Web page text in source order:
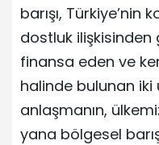
barışı, Türkiye’nin
dostluk
finansa eden ve
halinde bulunan iki
anlaşmanın,
yana bölgesel